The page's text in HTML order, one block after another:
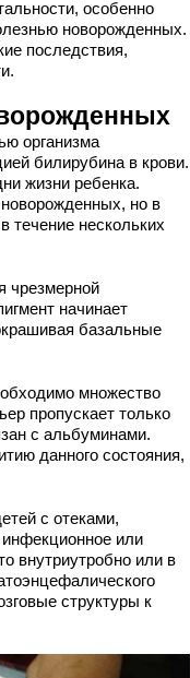
особенно
новорожденных.
последствия,
организма
билирубина в крови.
жизни ребенка.
но в
нескольких
чрезмерной
начинает
базальные
множество
пропускает только
с альбуминами.
данного состояния,
с отеками,
или
внутриутробно или в
структуры к